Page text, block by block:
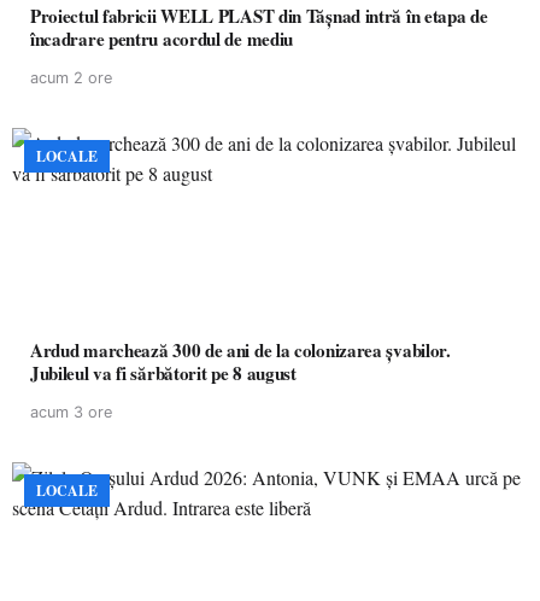
Proiectul fabricii WELL PLAST din Tășnad intră în etapa de
încadrare pentru acordul de mediu
acum 2 ore
LOCALE
Ardud marchează 300 de ani de la colonizarea șvabilor.
Jubileul va fi sărbătorit pe 8 august
acum 3 ore
LOCALE